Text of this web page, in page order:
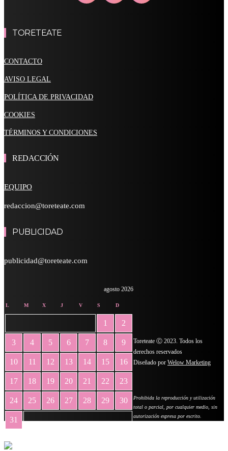
TORETEATE
CONTACTO
AVISO LEGAL
POLÍTICA DE PRIVACIDAD
COOKIES
TÉRMINOS Y CONDICIONES
REDACCIÓN
EQUIPO
redaccion@toreteate.com
PUBLICIDAD
publicidad@toreteate.com
agosto 2026
L M X J V S D
1 2
3 4 5 6 7 8 9
10 11 12 13 14 15 16
17 18 19 20 21 22 23
24 25 26 27 28 29 30
31
Toreteate Ⓒ 2023. Todos los
derechos reservados
Diseñado por Welow Marketing
Prohibida la reproducción y utilización
total o parcial, por cualquier medio, sin
autorización expresa por escrito.